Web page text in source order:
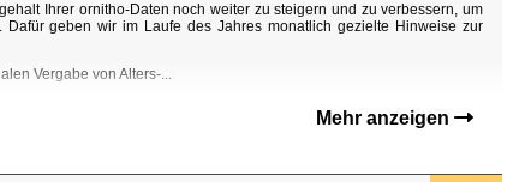
Ihrer ornitho-Daten noch weiter zu steigern und zu verbessern, um
geben wir im Laufe des Jahres monatlich gezielte Hinweise zur
Vergabe von Alters-...
Mehr anzeigen